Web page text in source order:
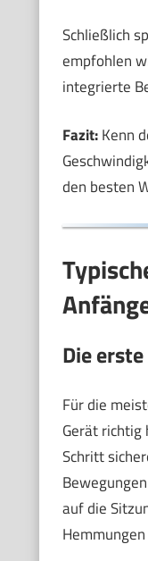
Schließlich
empfohlen
integrierte
Fazit:Kenn
den besten
Die
Für die
Gerät
Schritt
auf die